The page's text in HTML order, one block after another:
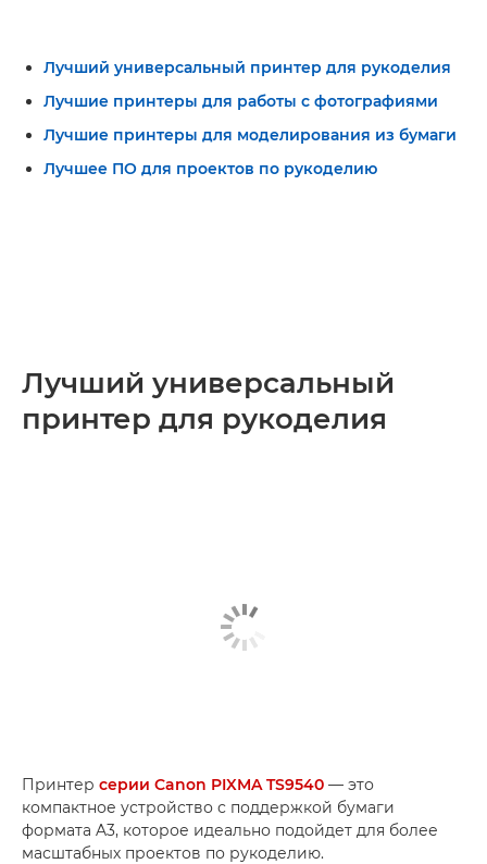
Лучший универсальный принтер для рукоделия
Лучшие принтеры для работы с фотографиями
Лучшие принтеры для моделирования из бумаги
Лучшее ПО для проектов по рукоделию
Лучший универсальный
принтер для рукоделия
Принтер серии Canon PIXMA TS9540 — это
компактное устройство с поддержкой бумаги
формата A3, которое идеально подойдет для более
масштабных проектов по рукоделию.